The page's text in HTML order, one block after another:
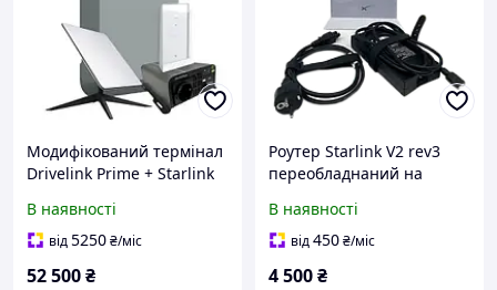
Модифікований термінал
Drivelink Prime + Starlink
В наявності
від5250₴/міс
52 500₴
Роутер Starlink V2 rev3
переобладнаний на
В наявності
від450₴/міс
4 500₴